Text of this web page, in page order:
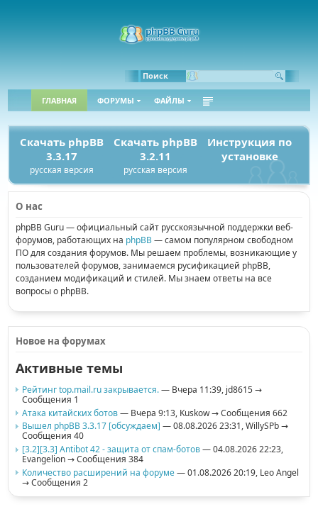
Поиск
ГЛАВНАЯ ФОРУМЫ ФАЙЛЫ
Скачать phpBB
3.3.17
русская версия
Скачать phpBB
3.2.11
русская версия
Инструкция по
установке
О нас
phpBB Guru — официальный сайт русскоязычной поддержки веб-
форумов, работающих на phpBB— самом популярном свободном
ПО для создания форумов. Мы решаем проблемы, возникающие у
пользователей форумов, занимаемся русификацией phpBB,
созданием модификаций и стилей. Мы знаем ответы на все
вопросы о phpBB.
Новое на форумах
Активные темы
Рейтинг top.mail.ru закрывается.— Вчера 11:39, jd8615→
Сообщения 1
Атака китайских ботов— Вчера 9:13, Kuskow→ Сообщения 662
Вышел phpBB 3.3.17 [обсуждаем] — 08.08.2026 23:31,WillySPb→
Сообщения 40
[3.2][3.3] Antibot 42 - защита от спам-ботов— 04.08.2026 22:23,
Evangelion→ Сообщения 384
Количество расширений на форуме— 01.08.2026 20:19, Leo Angel
→ Сообщения 2